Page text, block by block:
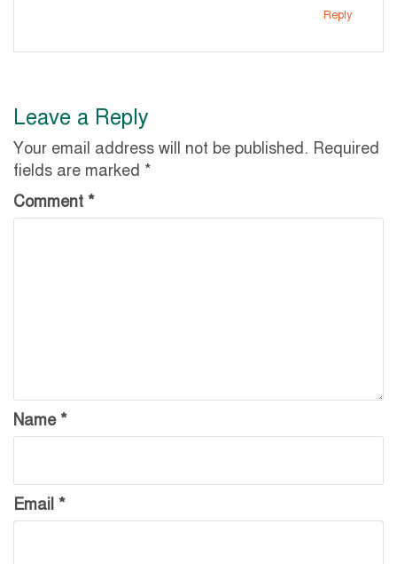
Reply
Leave a Reply
Your email address will not be published. Required
fields are marked *
Comment *
Name *
Email *